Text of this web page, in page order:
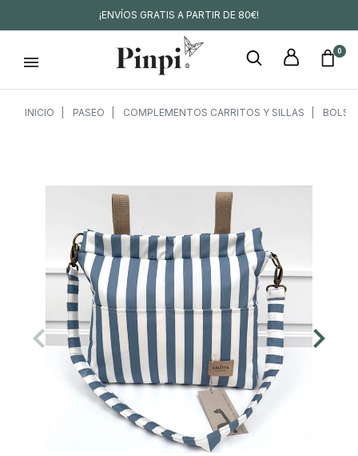
¡ENVÍOS GRATIS A PARTIR DE 80€!
0
INICIO PASEO COMPLEMENTOS CARRITOS Y SILLAS
Anterior
keyboard_arrow_left keyboard_arrow_right